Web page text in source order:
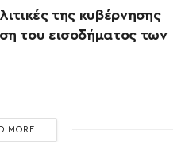
της κυβέρνησης
του εισοδήματος των
MORE